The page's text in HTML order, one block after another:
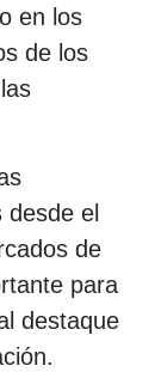
en los
de los
el
de
para
destaque